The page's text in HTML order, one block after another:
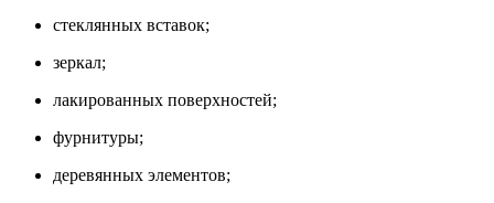
стеклянных вставок;
зеркал;
лакированных поверхностей;
фурнитуры;
деревянных элементов;